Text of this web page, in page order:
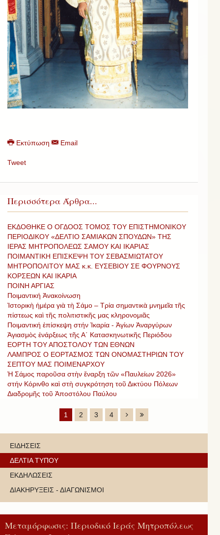
Εκτύπωση Email
Tweet
Περισσότερα Άρθρα...
ΕΚΔΟΘΗΚΕ Ο ΟΓΔΟΟΣ ΤΟΜΟΣ ΤΟΥ ΕΠΙΣΤΗΜΟΝΙΚΟΥ
ΠΕΡΙΟΔΙΚΟΥ «ΔΕΛΤΙΟ ΣΑΜΙΑΚΩΝ ΣΠΟΥΔΩΝ» ΤΗΣ
ΙΕΡΑΣ ΜΗΤΡΟΠΟΛΕΩΣ ΣΑΜΟΥ ΚΑΙ ΙΚΑΡΙΑΣ
ΠΟΙΜΑΝΤΙΚΗ ΕΠΙΣΚΕΨΗ ΤΟΥ ΣΕΒΑΣΜΙΩΤΑΤΟΥ
ΜΗΤΡΟΠΟΛΙΤΟΥ ΜΑΣ κ.κ. ΕΥΣΕΒΙΟΥ ΣΕ ΦΟΥΡΝΟΥΣ
ΚΟΡΣΕΩΝ ΚΑΙ ΙΚΑΡΙΑ
ΠΟΙΝΗ ΑΡΓΙΑΣ
Ποιμαντική Ἀνακοίνωση
Ἱστορικὴ ἡμέρα γιὰ τὴ Σάμο – Τρία σημαντικὰ μνημεῖα τῆς
πίστεως καὶ τῆς πολιτιστικῆς μας κληρονομιᾶς
Ποιμαντική ἐπίσκεψη στήν Ἰκαρία - Ἁγίων Ἀναργύρων
Ἀγιασμὸς ἐνάρξεως τῆς Α΄ Κατασκηνωτικῆς Περιόδου
ΕΟΡΤΗ ΤΟΥ ΑΠΟΣΤΟΛΟΥ ΤΩΝ ΕΘΝΩΝ
ΛΑΜΠΡΟΣ Ο ΕΟΡΤΑΣΜΟΣ ΤΩΝ ΟΝΟΜΑΣΤΗΡΙΩΝ ΤΟΥ
ΣΕΠΤΟΥ ΜΑΣ ΠΟΙΜΕΝΑΡΧΟΥ
Ἡ Σάμος παροῦσα στὴν ἔναρξη τῶν «Παυλείων 2026»
στήν Κόρινθο καὶ στὴ συγκρότηση τοῦ Δικτύου Πόλεων
Διαδρομῆς τοῦ Ἀποστόλου Παύλου
1 2 3 4
ΕΙΔΗΣΕΙΣ
ΔΕΛΤΙΑ ΤΥΠΟΥ
ΕΚΔΗΛΩΣΕΙΣ
ΔΙΑΚΗΡΥΞΕΙΣ - ΔΙΑΓΩΝΙΣΜΟΙ
Μεταμόρφωσις: Περιοδικό Ιεράς Μητροπόλεως